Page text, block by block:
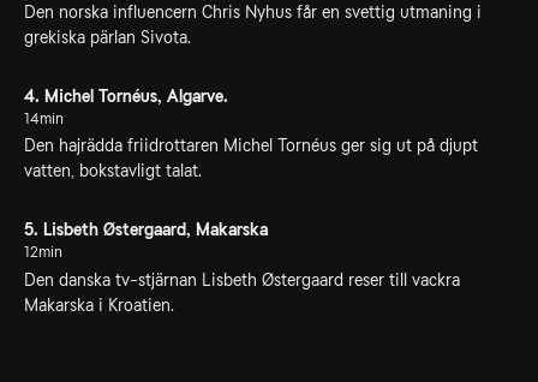
Den norska influencern Chris Nyhus får en svettig utmaning i
grekiska pärlan Sivota.
4. Michel Tornéus, Algarve.
14min
Den hajrädda friidrottaren Michel Tornéus ger sig ut på djupt
vatten, bokstavligt talat.
5. Lisbeth Østergaard, Makarska
12min
Den danska tv-stjärnan Lisbeth Østergaard reser till vackra
Makarska i Kroatien.